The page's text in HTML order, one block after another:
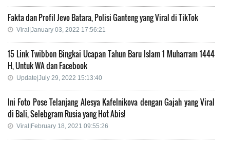
Fakta dan Profil Jevo Batara, Polisi Ganteng yang Viral di TikTok
Viral|January 03, 2022 17:56:21
15 Link Twibbon Bingkai Ucapan Tahun Baru Islam 1 Muharram 1444
H, Untuk WA dan Facebook
Update|July 29, 2022 15:13:40
Ini Foto Pose Telanjang Alesya Kafelnikova dengan Gajah yang Viral
di Bali, Selebgram Rusia yang Hot Abis!
Viral|February 18, 2021 09:55:26